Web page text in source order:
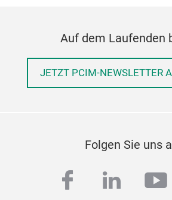
Auf dem Laufenden
JETZT PCIM-NEWSLETTER
Folgen Sie uns
facebook
linkedin